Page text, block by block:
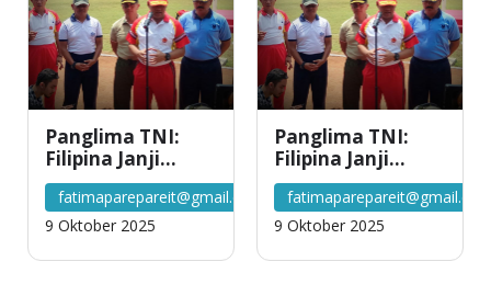
Panglima TNI:
Filipina Janji
Bebaskan Lima
WNI yang
Disandera Abu
fatimaparepareit@gmail.com
9 Oktober 2025
Panglima TNI:
Filipina Janji
Bebaskan Lima
WNI yang
Disandera Abu
9 Oktober 2025